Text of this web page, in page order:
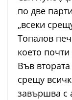
по две
„всеки
Топалов
което
Във
срещу
завършва с